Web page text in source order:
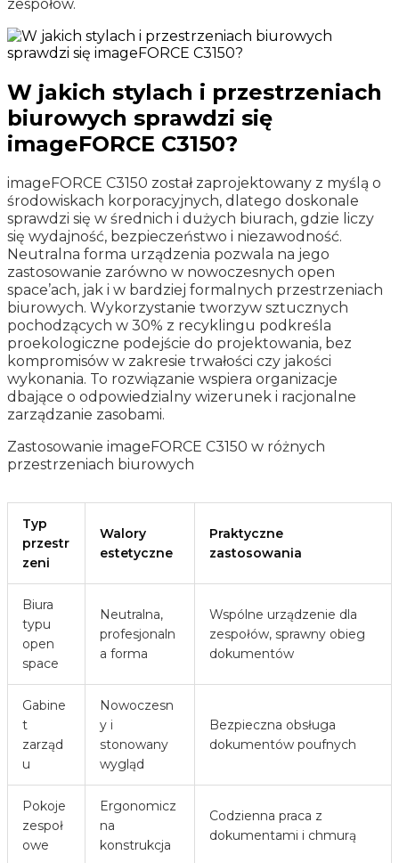
zespołów.
W jakich stylach i przestrzeniach
biurowych sprawdzi się
imageFORCE C3150?
imageFORCE C3150 został zaprojektowany z myślą o
środowiskach korporacyjnych, dlatego doskonale
sprawdzi się w średnich i dużych biurach, gdzie liczy
się wydajność, bezpieczeństwo i niezawodność.
Neutralna forma urządzenia pozwala na jego
zastosowanie zarówno w nowoczesnych open
space’ach, jak i w bardziej formalnych przestrzeniach
biurowych. Wykorzystanie tworzyw sztucznych
pochodzących w 30% z recyklingu podkreśla
proekologiczne podejście do projektowania, bez
kompromisów w zakresie trwałości czy jakości
wykonania. To rozwiązanie wspiera organizacje
dbające o odpowiedzialny wizerunek i racjonalne
zarządzanie zasobami.
Zastosowanie imageFORCE C3150 w różnych
przestrzeniach biurowych
Typ
przestr
zeni
Walory
estetyczne
Praktyczne
zastosowania
Biura
typu
open
space
Neutralna,
profesjonaln
a forma
Wspólne urządzenie dla
zespołów, sprawny obieg
dokumentów
Gabine
t
zarząd
u
Nowoczesn
y i
stonowany
wygląd
Bezpieczna obsługa
dokumentów poufnych
Pokoje
zespoł
owe
Ergonomicz
na
konstrukcja
Codzienna praca z
dokumentami i chmurą